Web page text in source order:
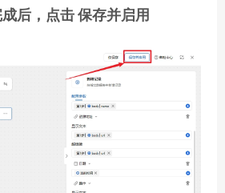
后，点击 保存并启用